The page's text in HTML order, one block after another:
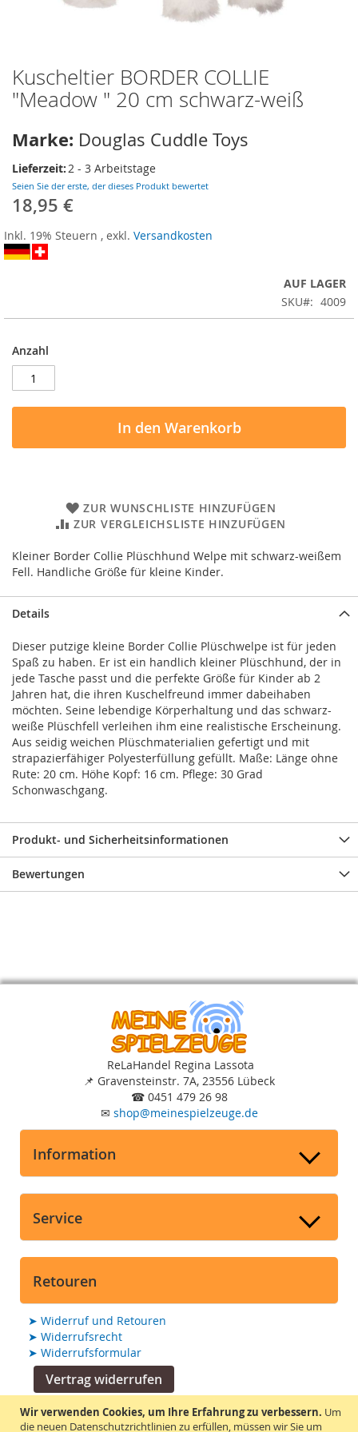
Wir verwenden Cookies, um Ihre Erfahrung zu verbessern. Um
die neuen Datenschutzrichtlinien zu erfüllen, müssen wir Sie um
Zum
Anfang
der
springen
Kuscheltier BORDER COLLIE
"Meadow " 20 cm schwarz-weiß
Marke: Douglas Cuddle Toys
Lieferzeit:2 - 3 Arbeitstage
Seien Sie der erste, der dieses Produkt bewertet
18,95 €
Inkl. 19% Steuern , exkl. Versandkosten
AUF LAGER
SKU
4009
Anzahl
In den Warenkorb
ZUR WUNSCHLISTE HINZUFÜGEN
ZUR VERGLEICHSLISTE HINZUFÜGEN
Kleiner Border Collie Plüschhund Welpe mit schwarz-weißem
Fell. Handliche Größe für kleine Kinder.
Details
Dieser putzige kleine Border Collie Plüschwelpe ist für jeden
Spaß zu haben. Er ist ein handlich kleiner Plüschhund, der in
jede Tasche passt und die perfekte Größe für Kinder ab 2
Jahren hat, die ihren Kuschelfreund immer dabeihaben
möchten. Seine lebendige Körperhaltung und das schwarz-
weiße Plüschfell verleihen ihm eine realistische Erscheinung.
Aus seidig weichen Plüschmaterialien gefertigt und mit
strapazierfähiger Polyesterfüllung gefüllt. Maße: Länge ohne
Rute: 20 cm. Höhe Kopf: 16 cm. Pflege: 30 Grad
Schonwaschgang.
Produkt- und Sicherheitsinformationen
Bewertungen
ReLaHandel Regina Lassota
📌 Gravensteinstr. 7A, 23556 Lübeck
☎ 0451 479 26 98
✉ shop@meinespielzeuge.de
Information
Service
Retouren
➤ Widerruf und Retouren
➤ Widerrufsrecht
➤ Widerrufsformular
Vertrag widerrufen
Suchmaschine unterstützt von